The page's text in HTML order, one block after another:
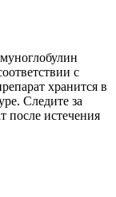
с
хранится в
Следите за
после истечения